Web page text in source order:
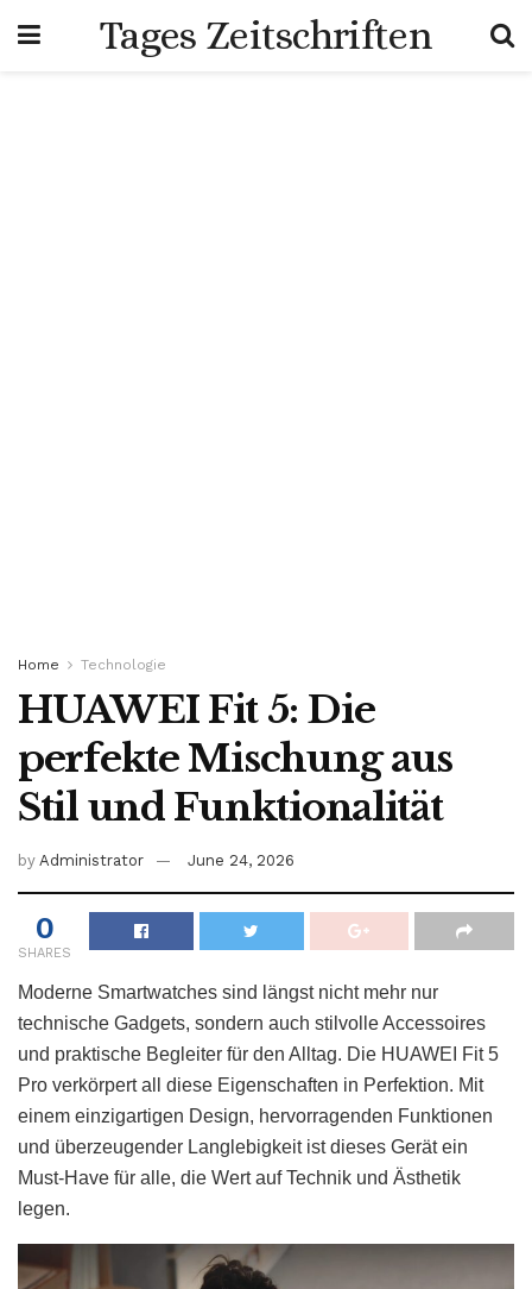
Tages Zeitschriften
Home Technologie
HUAWEI Fit 5: Die
perfekte Mischung aus
Stil und Funktionalität
by Administrator June 24, 2026
0
SHARES
Moderne Smartwatches sind längst nicht mehr nur
technische Gadgets, sondern auch stilvolle Accessoires
und praktische Begleiter für den Alltag. Die HUAWEI Fit 5
Pro verkörpert all diese Eigenschaften in Perfektion. Mit
einem einzigartigen Design, hervorragenden Funktionen
und überzeugender Langlebigkeit ist dieses Gerät ein
Must-Have für alle, die Wert auf Technik und Ästhetik
legen.